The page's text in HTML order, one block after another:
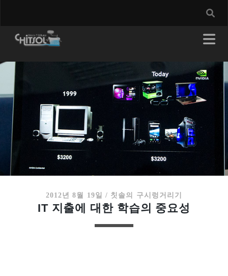
2012년 8월 19일 / 칫솔의 구시렁거리기
IT 지출에 대한 학습의 중요성